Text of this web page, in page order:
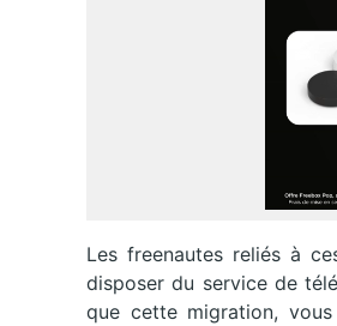
Les freenautes reliés à
disposer du service de
que cette migration,